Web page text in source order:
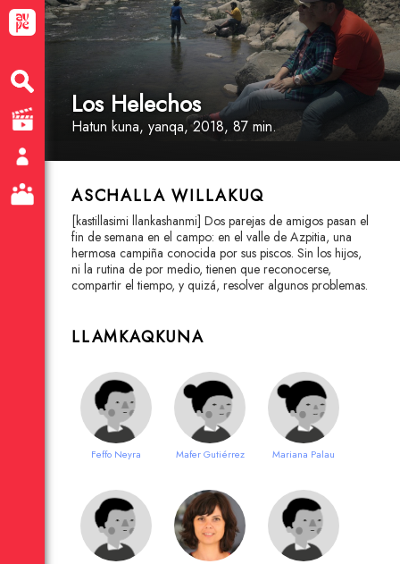
Los Helechos
Hatun kuna, yanqa, 2018, 87 min.
ASCHALLA WILLAKUQ
[kastillasimi llankashanmi] Dos parejas de amigos pasan el
fin de semana en el campo: en el valle de Azpitia, una
hermosa campiña conocida por sus piscos. Sin los hijos,
ni la rutina de por medio, tienen que reconocerse,
compartir el tiempo, y quizá, resolver algunos problemas.
LLAMKAQKUNA
Feffo Neyra Mafer Gutiérrez Mariana Palau